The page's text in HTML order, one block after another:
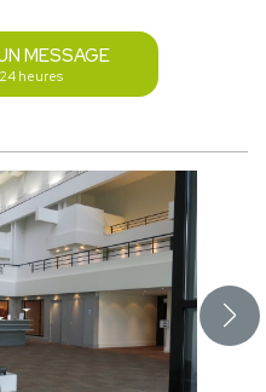
MESSAGE
heures